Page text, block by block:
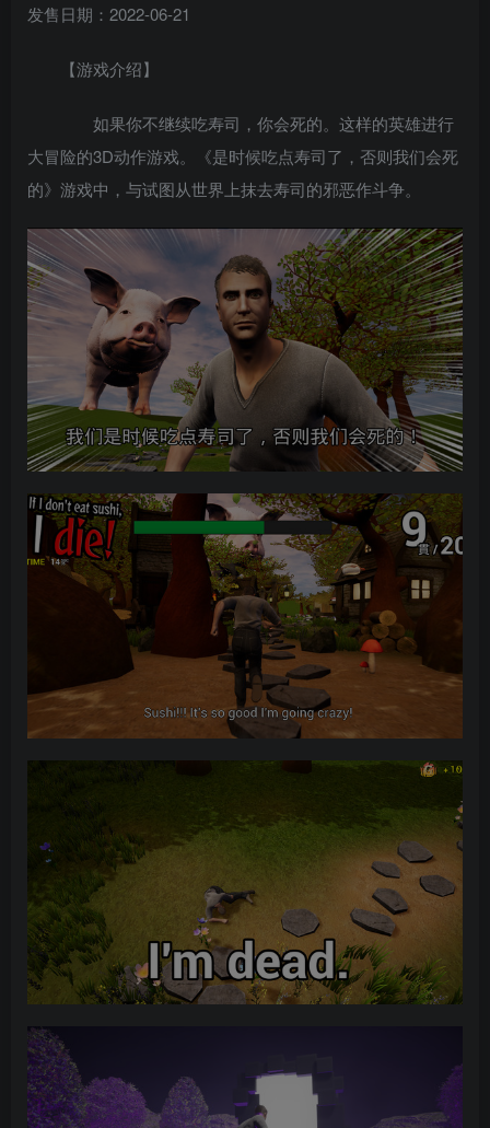
发售日期：2022-06-21
【游戏介绍】
如果你不继续吃寿司，你会死的。这样的英雄进行
大冒险的3D动作游戏。《是时候吃点寿司了，否则我们会死
的》游戏中，与试图从世界上抹去寿司的邪恶作斗争。